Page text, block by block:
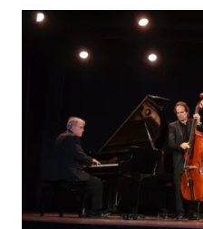
Imatges
Image